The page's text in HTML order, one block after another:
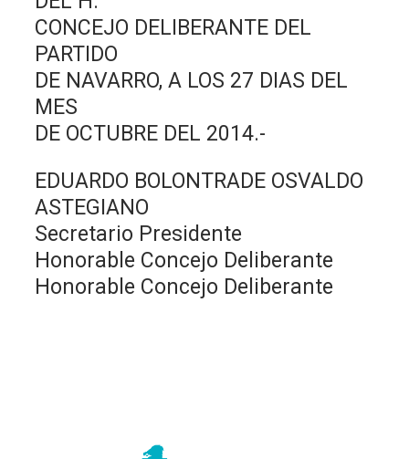
CONCEJO DELIBERANTE DEL
PARTIDO
DE NAVARRO, A LOS 27 DIAS DEL
MES
DE OCTUBRE DEL 2014.-
EDUARDO BOLONTRADE OSVALDO
ASTEGIANO
Secretario Presidente
Honorable Concejo Deliberante
Honorable Concejo Deliberante